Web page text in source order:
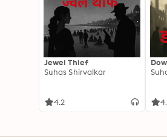
Jewel Thief
Suhas Shirvalkar
4.2